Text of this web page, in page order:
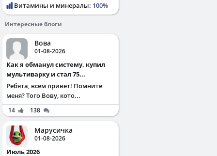
Витамины и минералы: 100%
Интересные блоги
Вова
01-08-2026
Как я обманул систему, купил
мультиварку и стал 75...
Ребята, всем привет! Помните
меня? Того Вову, кото...
14 138
Марусичка
01-08-2026
Июль 2026